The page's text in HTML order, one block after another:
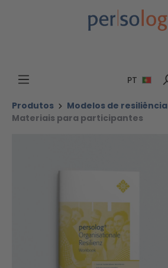
Ir para o conteúdo principal
PT
Produtos
Modelos de resiliência
Materiais para participantes